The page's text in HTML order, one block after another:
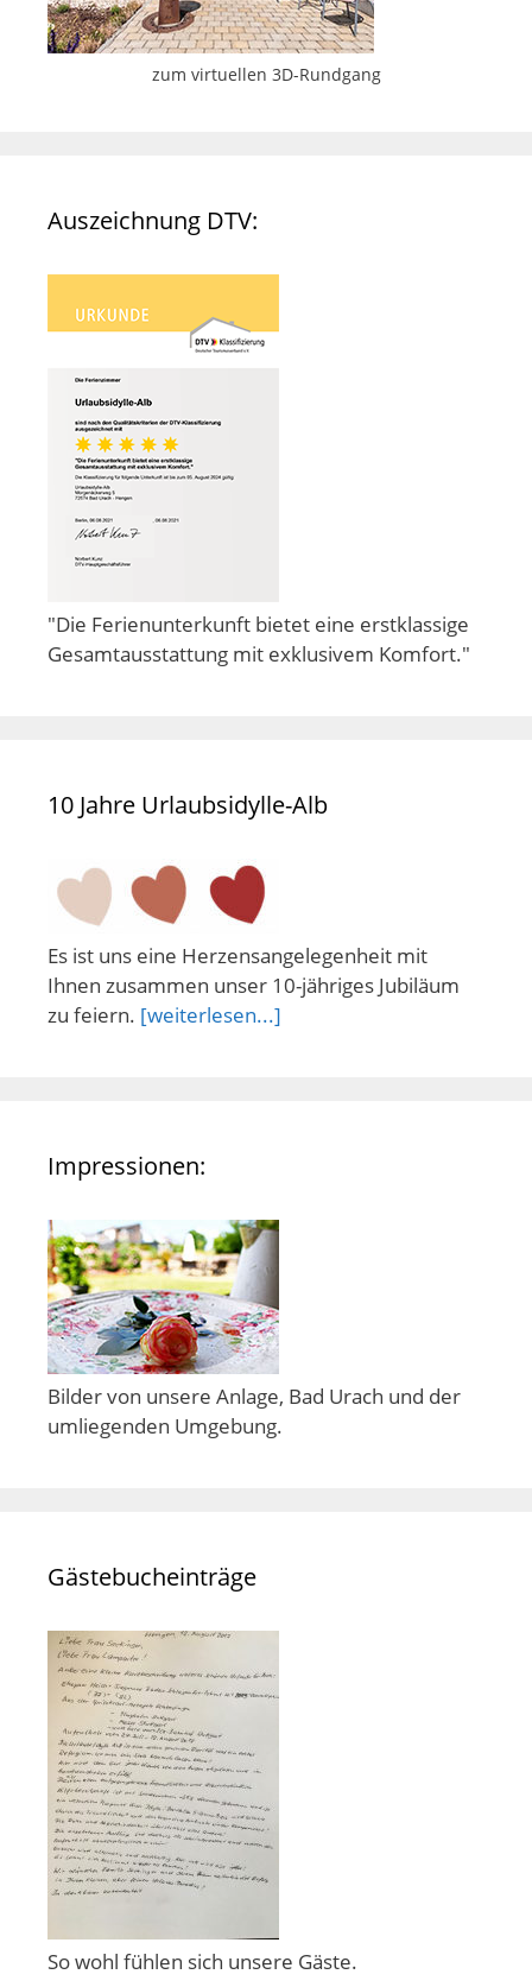
zum virtuellen 3D-Rundgang
Auszeichnung DTV:
"Die Ferienunterkunft bietet eine erstklassige
Gesamtausstattung mit exklusivem Komfort."
10 Jahre Urlaubsidylle-Alb
Es ist uns eine Herzensangelegenheit mit
Ihnen zusammen unser 10-jähriges Jubiläum
zu feiern. [weiterlesen...]
Impressionen:
Bilder von unsere Anlage, Bad Urach und der
umliegenden Umgebung.
Gästebucheinträge
So wohl fühlen sich unsere Gäste.